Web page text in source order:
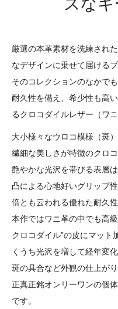
スな
厳選の本革素材を洗練され
なデザインに乗せて届ける
そのコレクションのなかで
耐久性を備え、希少性も高
るクロコダイルレザー（ワ
大小様々なウロコ模様（斑
繊細な美しさが特徴のクロコ
艶やかな光沢を帯びる表層
凸による心地好いグリップ
倍とも云われる優れた耐久性
本作ではワニ革の中でも高
クロコダイル”の皮にマット
くうち光沢を増して経年変
斑の具合など外観の仕上が
正真正銘オンリーワンの個
です。